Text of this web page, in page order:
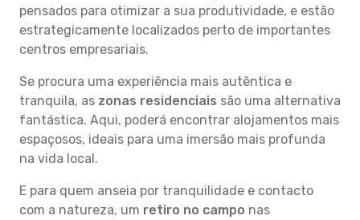
pensados para otimizar a sua produtividade, e estão
estrategicamente localizados perto de importantes
centros empresariais.
Se procura uma experiência mais autêntica e
tranquila, as zonas residenciais são uma alternativa
fantástica. Aqui, poderá encontrar alojamentos mais
espaçosos, ideais para uma imersão mais profunda
na vida local.
E para quem anseia por tranquilidade e contacto
com a natureza, um retiro no campo nas